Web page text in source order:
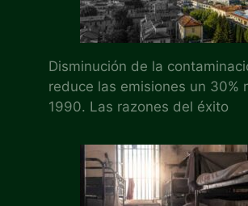
Disminución de la
reduce las emisiones un 30%
1990. Las razones del éxito